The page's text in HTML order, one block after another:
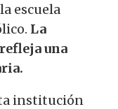
escuela
La
una
institución